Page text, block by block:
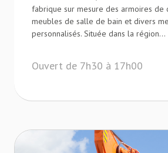
fabrique sur mesure des armoires de
meubles de salle de bain et divers
personnalisés. Située dans la région...
Ouvert de 7h30 à 17h00